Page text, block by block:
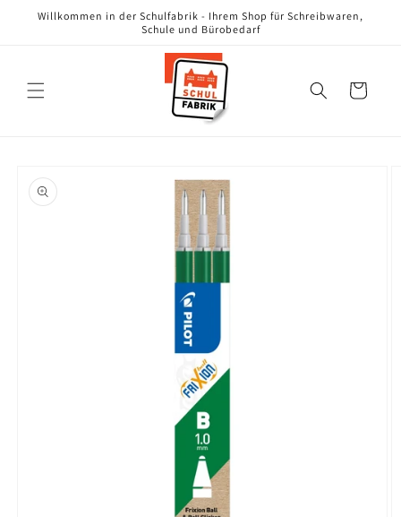
zum
Willkommen in der Schulfabrik - Ihrem Shop für Schreibwaren,
Schule und Bürobedarf
Warenkorb